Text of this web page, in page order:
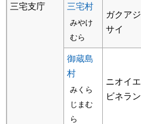
三宅支庁 三宅村
みやけ
むら
ガクアジ
サイ
御蔵島
村
みくら
じまむ
ら
ニオイエ
ビネラン